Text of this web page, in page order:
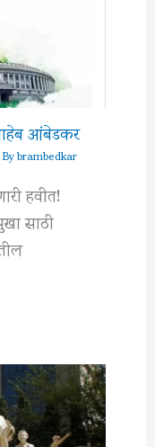
आंबेडकर
brambedkar
हवीत!
साठी